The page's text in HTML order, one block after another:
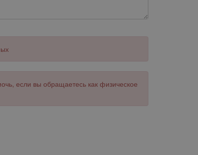
если вы обращаетесь как физическое